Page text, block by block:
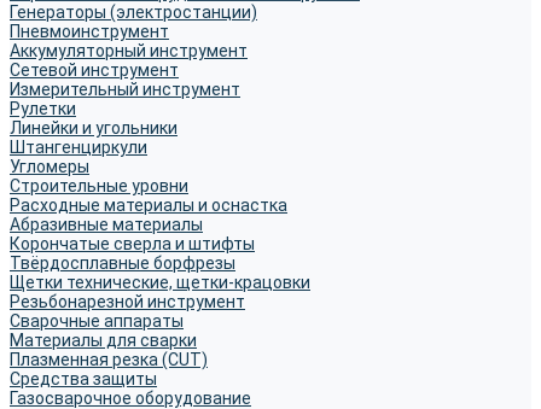
Генераторы (электростанции)
Пневмоинструмент
Аккумуляторный инструмент
Сетевой инструмент
Измерительный инструмент
Рулетки
Линейки и угольники
Штангенциркули
Угломеры
Строительные уровни
Расходные материалы и оснастка
Абразивные материалы
Корончатые сверла и штифты
Твёрдосплавные борфрезы
Щетки технические, щетки-крацовки
Резьбонарезной инструмент
Сварочные аппараты
Материалы для сварки
Плазменная резка (CUT)
Средства защиты
Газосварочное оборудование